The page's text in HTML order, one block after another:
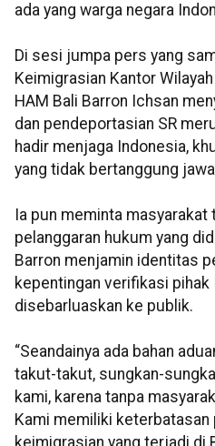
ada yang warga negara
Di sesi jumpa pers yang
Keimigrasian Kantor
HAM Bali Barron Ichsan
dan pendeportasian SR
hadir menjaga Indonesia,
yang tidak bertanggung
Ia pun meminta
pelanggaran hukum yang
Barron menjamin identitas
kepentingan verifikasi pihak
disebarluaskan ke publik.
“Seandainya ada bahan
takut-takut, sungkan-
kami, karena tanpa
Kami memiliki keterbatasan
keimigrasian yang terjadi di